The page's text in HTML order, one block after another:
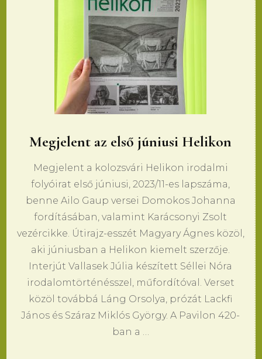
Megjelent az első júniusi Helikon
Megjelent a kolozsvári Helikon irodalmi
folyóirat első júniusi, 2023/11-es lapszáma,
benne Ailo Gaup versei Domokos Johanna
fordításában, valamint Karácsonyi Zsolt
vezércikke. Útirajz-esszét Magyary Ágnes közöl,
aki júniusban a Helikon kiemelt szerzője.
Interjút Vallasek Júlia készített Séllei Nóra
irodalomtörténésszel, műfordítóval. Verset
közöl továbbá Láng Orsolya, prózát Lackfi
János és Száraz Miklós György. A Pavilon 420-
ban a …